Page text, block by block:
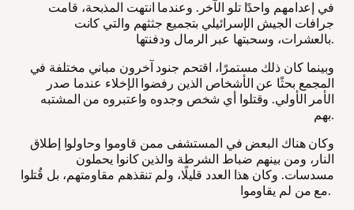
في إعدامهم واحدًا تلو الآخر. وعندما انتهت المذبحة، قامت
جرافات الجيش الإسرائيلي بتجميع جثثهم والتي كانت
بالعشرات، وسحبتها عبر الرمال ودفنتها.
وبينما كان ذلك مستمرًا، اقتحم جنود آخرون مباني مختلفة في
المجمع بحثًا عن الأشخاص الذين رفضوا الإخلاء عندما صدر
الأمر الأولي. وقتلوا أي شخص وجدوه واعتبروه من المشتبه
بهم.
وكان هناك البعض في المستشفى ممن قاوموا وحاولوا إطلاق
النار، ومن بينهم ضباط الشرطة والذين كانوا يحملون
مسدسات. وكان هذا العدد قليلًا، ولم تنقذهم مقاومتهم، بل قُتلوا
مع من لم يقاوموا.